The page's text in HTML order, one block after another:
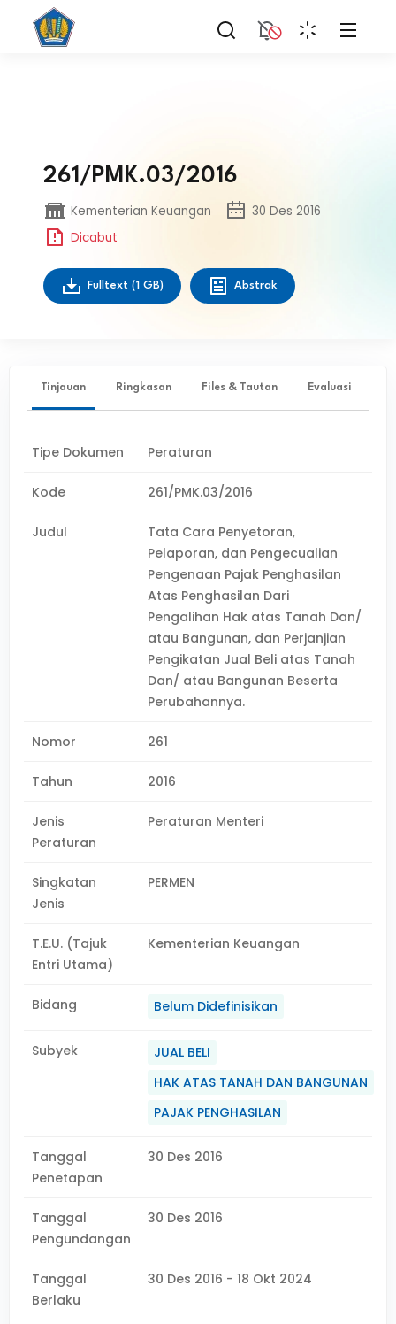
261/PMK.03/2016
Kementerian Keuangan
30 Des 2016
Dicabut
Fulltext (1 GB) Abstrak
Tinjauan Ringkasan Files & Tautan Evaluasi
Tipe Dokumen Peraturan
Kode 261/PMK.03/2016
Judul
Tata Cara Penyetoran,
Pelaporan, dan Pengecualian
Pengenaan Pajak Penghasilan
Atas Penghasilan Dari
Pengalihan Hak atas Tanah Dan/
atau Bangunan, dan Perjanjian
Pengikatan Jual Beli atas Tanah
Dan/ atau Bangunan Beserta
Perubahannya.
Nomor 261
Tahun 2016
Jenis
Peraturan
Peraturan Menteri
Singkatan
Jenis
PERMEN
T.E.U. (Tajuk
Entri Utama)
Kementerian Keuangan
Bidang Belum Didefinisikan
Subyek
JUAL BELI
HAK ATAS TANAH DAN BANGUNAN
PAJAK PENGHASILAN
Tanggal
Penetapan
30 Des 2016
Tanggal
Pengundangan
30 Des 2016
Tanggal
Berlaku
30 Des 2016 - 18 Okt 2024